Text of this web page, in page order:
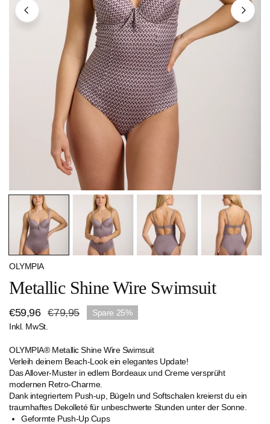
ÖFFNEN SIE MEDIEN IN DER GALERIEANSICHT
OLYMPIA
Metallic Shine Wire Swimsuit
Verkaufspreis
€59,96
Regulärer
Preis
€79,95 Spare 25%
Inkl. MwSt.
OLYMPIA® Metallic Shine Wire Swimsuit
Verleih deinem Beach-Look ein elegantes Update!
Das Allover-Muster in edlem Bordeaux und Creme versprüht
modernen Retro-Charme.
Dank integriertem Push-up, Bügeln und Softschalen kreierst du ein
traumhaftes Dekolleté für unbeschwerte Stunden unter der Sonne.
Geformte Push-Up Cups